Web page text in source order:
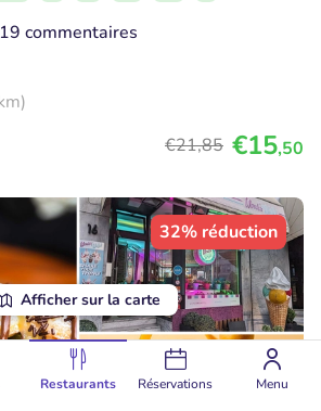
Restaurants Réservations Menu
Afficher sur la carte
commentaires
€21,85 €15,50
32% réduction